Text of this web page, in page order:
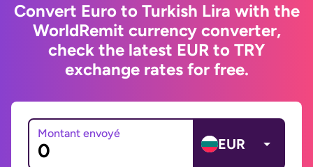
Convert Euro to Turkish Lira with the
WorldRemit currency converter,
check the latest EUR to TRY
exchange rates for free.
Montant envoyé
EUR